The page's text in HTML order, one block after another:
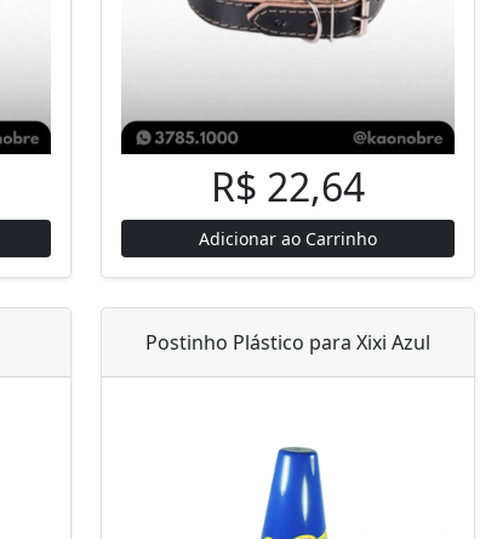
R$ 22,64
Adicionar ao Carrinho
Postinho Plástico para Xixi Azul